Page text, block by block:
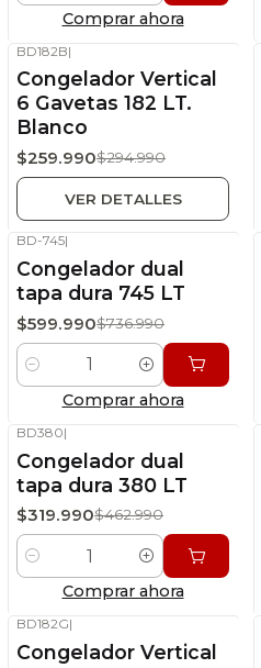
Comprar ahora
-12%OFF
Sin stock
BD182B|
Congelador Vertical
6 Gavetas 182 LT.
Blanco
$259.990$294.990
VER DETALLES
OFF
Stock disponible
BD-745|
Congelador dual
tapa dura 745 LT
$599.990$736.990
Cantidad
Comprar ahora
-31%OFF
Stock disponible
BD380|
Congelador dual
tapa dura 380 LT
$319.990$462.990
Cantidad
Comprar ahora
OFF
Stock disponible
BD182G|
Congelador Vertical